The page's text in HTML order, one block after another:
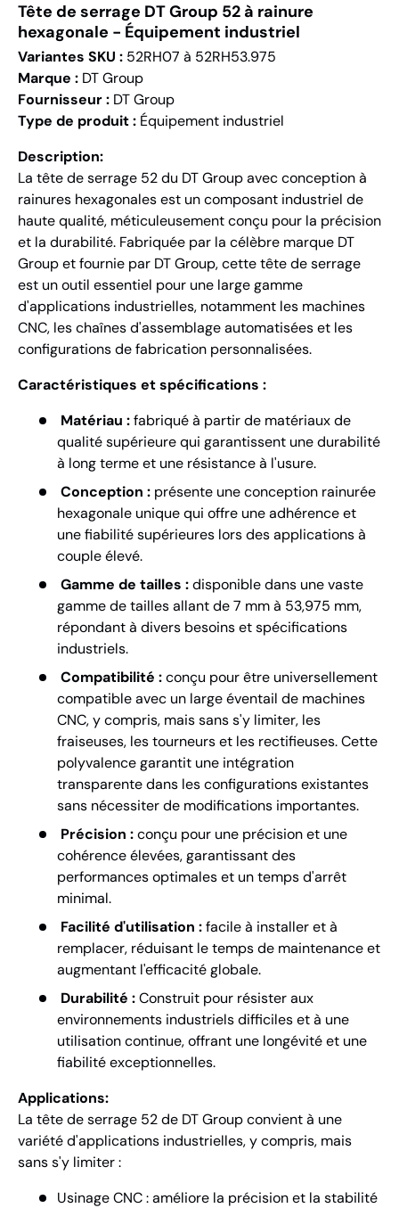
Tête de serrage DT Group 52 à rainure
hexagonale - Équipement industriel
Variantes SKU : 52RH07 à 52RH53.975
Marque : DT Group
Fournisseur : DT Group
Type de produit : Équipement industriel
Description:
La tête de serrage 52 du DT Group avec conception à
rainures hexagonales est un composant industriel de
haute qualité, méticuleusement conçu pour la précision
et la durabilité. Fabriquée par la célèbre marque DT
Group et fournie par DT Group, cette tête de serrage
est un outil essentiel pour une large gamme
d'applications industrielles, notamment les machines
CNC, les chaînes d'assemblage automatisées et les
configurations de fabrication personnalisées.
Caractéristiques et spécifications :
Matériau :fabriqué à partir de matériaux de
qualité supérieure qui garantissent une durabilité
à long terme et une résistance à l'usure.
Conception : présente une conception rainurée
hexagonale unique qui offre une adhérence et
une fiabilité supérieures lors des applications à
couple élevé.
Gamme de tailles :disponible dans une vaste
gamme de tailles allant de 7 mm à 53,975 mm,
répondant à divers besoins et spécifications
industriels.
Compatibilité :conçu pour être universellement
compatible avec un large éventail de machines
CNC, y compris, mais sans s'y limiter, les
fraiseuses, les tourneurs et les rectifieuses. Cette
polyvalence garantit une intégration
transparente dans les configurations existantes
sans nécessiter de modifications importantes.
Précision :conçu pour une précision et une
cohérence élevées, garantissant des
performances optimales et un temps d'arrêt
minimal.
Facilité d'utilisation :facile à installer et à
remplacer, réduisant le temps de maintenance et
augmentant l'efficacité globale.
Durabilité :Construit pour résister aux
environnements industriels difficiles et à une
utilisation continue, offrant une longévité et une
fiabilité exceptionnelles.
Applications:
La tête de serrage 52 de DT Group convient à une
variété d'applications industrielles, y compris, mais
sans s'y limiter :
Usinage CNC : améliore la précision et la stabilité